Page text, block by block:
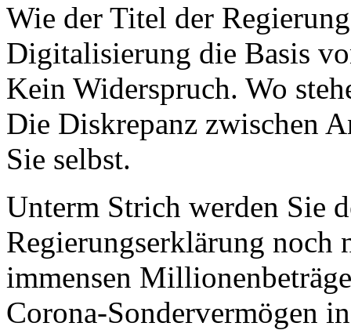
Wie der Titel der
Digitalisierung die Basis
Kein Widerspruch. Wo
Die Diskrepanz zwischen
Sie selbst.
Unterm Strich werden Sie
Regierungserklärung noch
immensen
Corona-Sondervermögen